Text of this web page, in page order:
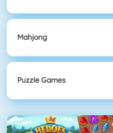
Mahjong
Puzzle Games